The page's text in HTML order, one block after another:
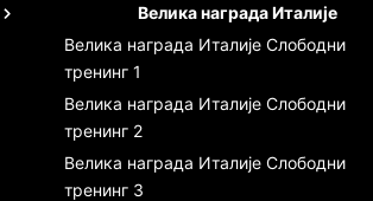
Велика награда Италије
Велика награда Италије Слободни
тренинг 1
Велика награда Италије Слободни
тренинг 2
Велика награда Италије Слободни
тренинг 3